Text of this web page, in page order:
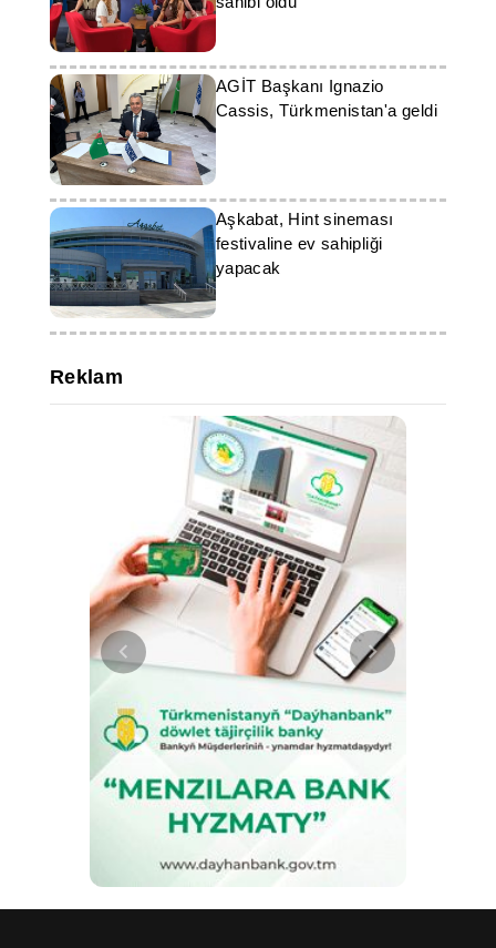
teknolojik işbirliğini tartışacak.
AGİT Başkanı Ignazio
Cassis, Türkmenistan'a geldi
Aşkabat, Hint sineması
festivaline ev sahipliği
yapacak
Reklam